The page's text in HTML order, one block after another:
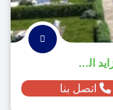
تاون هاوس للبيع في هيلز اوف وان الشيخ زايد الجديدة بمساحة م² ومقدم ج.م
اتصل بنا